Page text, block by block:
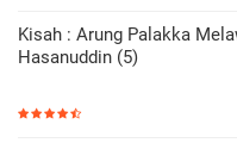
Kisah : Arung Palakka
Hasanuddin (5)